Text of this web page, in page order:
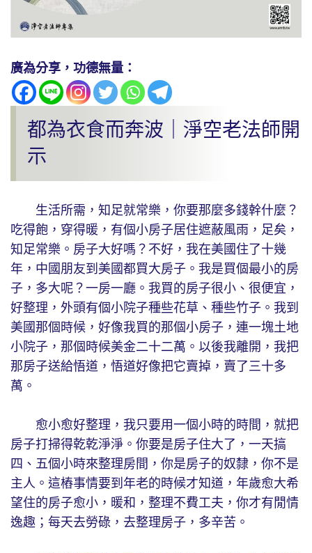
廣為分享，功德無量：
都為衣食而奔波｜淨空老法師開
示
生活所需，知足就常樂，你要那麼多錢幹什麼？
吃得飽，穿得暖，有個小房子居住遮蔽風雨，足矣，
知足常樂。房子大好嗎？不好，我在美國住了十幾
年，中國朋友到美國都買大房子。我是買個最小的房
子，多大呢？一房一廳。我買的房子很小、很便宜，
好整理，外頭有個小院子種些花草、種些竹子。我到
美國那個時候，好像我買的那個小房子，連一塊土地
小院子，那個時候美金二十二萬。以後我離開，我把
那房子送給悟道，悟道好像把它賣掉，賣了三十多
萬。
愈小愈好整理，我只要用一個小時的時間，就把
房子打掃得乾乾淨淨。你要是房子住大了，一天搞
四、五個小時來整理房間，你是房子的奴隸，你不是
主人。這樁事情要到年老的時候才知道，年歲愈大希
望住的房子愈小，暖和，整理不費工夫，你才有閒情
逸趣；每天去勞碌，去整理房子，多辛苦。